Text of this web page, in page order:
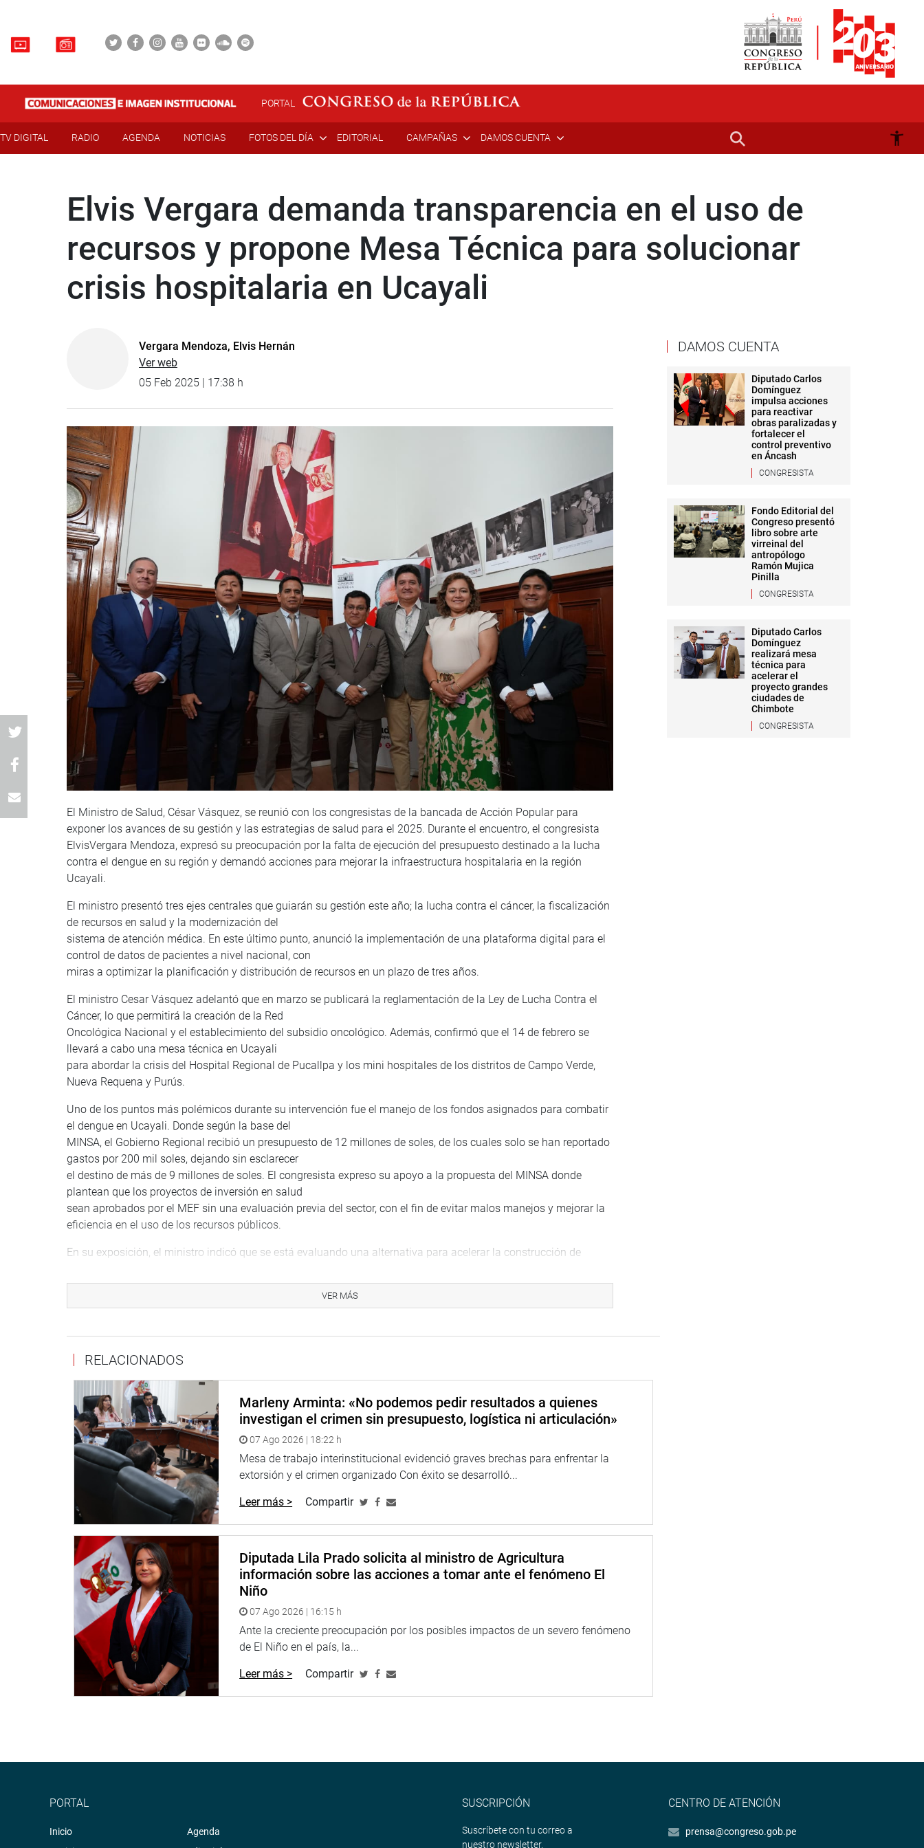
PORTAL
TV DIGITAL RADIO AGENDA NOTICIAS FOTOS DEL DÍA EDITORIAL CAMPAÑAS DAMOS CUENTA
Elvis Vergara demanda transparencia en el uso de
recursos y propone Mesa Técnica para solucionar
crisis hospitalaria en Ucayali
Vergara Mendoza, Elvis Hernán
Ver web
05 Feb 2025 | 17:38 h
El Ministro de Salud, César Vásquez, se reunió con los congresistas de la bancada de Acción Popular para
exponer los avances de su gestión y las estrategias de salud para el 2025. Durante el encuentro, el congresista
ElvisVergara Mendoza, expresó su preocupación por la falta de ejecución del presupuesto destinado a la lucha
contra el dengue en su región y demandó acciones para mejorar la infraestructura hospitalaria en la región
Ucayali.
El ministro presentó tres ejes centrales que guiarán su gestión este año; la lucha contra el cáncer, la fiscalización
de recursos en salud y la modernización del
sistema de atención médica. En este último punto, anunció la implementación de una plataforma digital para el
control de datos de pacientes a nivel nacional, con
miras a optimizar la planificación y distribución de recursos en un plazo de tres años.
El ministro Cesar Vásquez adelantó que en marzo se publicará la reglamentación de la Ley de Lucha Contra el
Cáncer, lo que permitirá la creación de la Red
Oncológica Nacional y el establecimiento del subsidio oncológico. Además, confirmó que el 14 de febrero se
llevará a cabo una mesa técnica en Ucayali
para abordar la crisis del Hospital Regional de Pucallpa y los mini hospitales de los distritos de Campo Verde,
Nueva Requena y Purús.
Uno de los puntos más polémicos durante su intervención fue el manejo de los fondos asignados para combatir
el dengue en Ucayali. Donde según la base del
MINSA, el Gobierno Regional recibió un presupuesto de 12 millones de soles, de los cuales solo se han reportado
gastos por 200 mil soles, dejando sin esclarecer
el destino de más de 9 millones de soles. El congresista expreso su apoyo a la propuesta del MINSA donde
plantean que los proyectos de inversión en salud
sean aprobados por el MEF sin una evaluación previa del sector, con el fin de evitar malos manejos y mejorar la
eficiencia en el uso de los recursos públicos.
En su exposición, el ministro indicó que se está evaluando una alternativa para acelerar la construcción de
modular portátil, que permitiría atender la crisis de establecimientos de salud sin largos procesos burocráticos.
VER MÁS
RELACIONADOS
Marleny Arminta: «No podemos pedir resultados a quienes
investigan el crimen sin presupuesto, logística ni articulación»
07 Ago 2026 | 18:22 h
Mesa de trabajo interinstitucional evidenció graves brechas para enfrentar la
extorsión y el crimen organizado Con éxito se desarrolló...
Leer más > Compartir
Diputada Lila Prado solicita al ministro de Agricultura
información sobre las acciones a tomar ante el fenómeno El
Niño
07 Ago 2026 | 16:15 h
Ante la creciente preocupación por los posibles impactos de un severo fenómeno
de El Niño en el país, la...
Leer más > Compartir
DAMOS CUENTA
Diputado Carlos
Domínguez
impulsa acciones
para reactivar
obras paralizadas y
fortalecer el
control preventivo
en Áncash
CONGRESISTA
Fondo Editorial del
Congreso presentó
libro sobre arte
virreinal del
antropólogo
Ramón Mujica
Pinilla
CONGRESISTA
Diputado Carlos
Domínguez
realizará mesa
técnica para
acelerar el
proyecto grandes
ciudades de
Chimbote
CONGRESISTA
PORTAL
Inicio
Agenda
SUSCRIPCIÓN
Suscríbete con tu correo a
nuestro newsletter.
CENTRO DE ATENCIÓN
prensa@congreso.gob.pe